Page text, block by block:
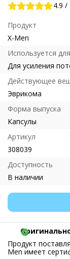
4.9 /
Продукт
X-Men
Используется для
Для усиления
Действующее
Эврикома
Форма выпуска
Капсулы
Артикул
308039
Доступность
В наличии
Продукт
Men имеет